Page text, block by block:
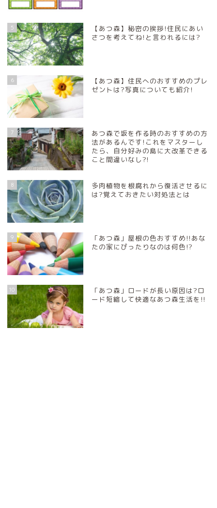
5
【あつ森】秘密の挨拶!住民にあい
さつを考えてね!と言われるには?
6
【あつ森】住民へのおすすめのプレ
ゼントは?写真についても紹介!
7
あつ森で坂を作る時のおすすめの方
法があるんです!これをマスターし
たら、自分好みの島に大改革できる
こと間違いなし?!
8
多肉植物を根腐れから復活させるに
は?覚えておきたい対処法とは
9
「あつ森」屋根の色おすすめ!!あな
たの家にぴったりなのは何色!?
10
「あつ森」ロードが長い原因は?ロ
ード短縮して快適なあつ森生活を!!